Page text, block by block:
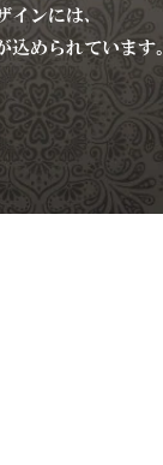
インには、
められています。